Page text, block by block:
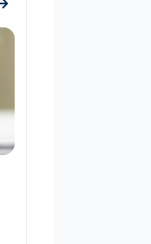
Go to section 5. Kiertotalouden